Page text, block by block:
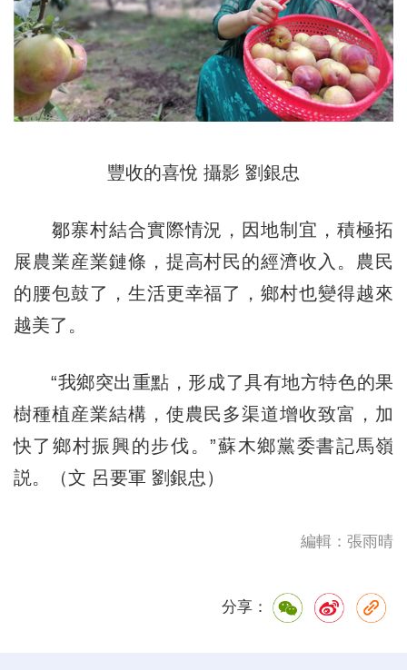
豐收的喜悅 攝影 劉銀忠
鄒寨村結合實際情況，因地制宜，積極拓
展農業産業鏈條，提高村民的經濟收入。農民
的腰包鼓了，生活更幸福了，鄉村也變得越來
越美了。
“我鄉突出重點，形成了具有地方特色的果
樹種植産業結構，使農民多渠道增收致富，加
快了鄉村振興的步伐。”蘇木鄉黨委書記馬嶺
説。（文 呂要軍 劉銀忠）
編輯：張雨晴
分享：